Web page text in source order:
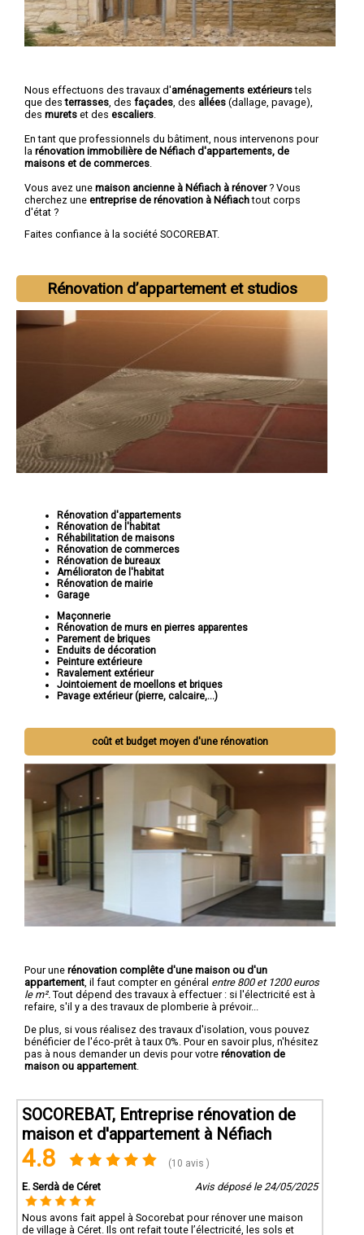
Nous effectuons des travaux d'aménagements extérieurstels
que desterrasses , des façades , des allées (dallage, pavage),
des murets et des escaliers
En tant que professionnels du bâtiment, nous intervenons pour
la rénovation immobilière de Néfiach d'appartements, de
maisons et de commerces
Vous avez une maison ancienne à Néfiach à rénover? Vous
cherchez une entreprise de rénovation à Néfiachtout corps
d'état ?
Faites confiance à la société SOCOREBAT.
Rénovation d’appartement et studios
Rénovation d'appartements
Rénovation de l'habitat
Réhabilitation de maisons
Rénovation de commerces
Rénovation de bureaux
Amélioraton de l'habitat
Rénovation de mairie
Garage
Maçonnerie
Rénovation de murs en pierres apparentes
Parement de briques
Enduits de décoration
Peinture extérieure
Ravalement extérieur
Jointoiement de moellons et briques
Pavage extérieur (pierre, calcaire,...)
coût et budget moyen d'une rénovation
Pour une rénovation complête d'une maison ou d'un
appartement , il faut compter en général entre 800 et 1200 euros
le m². Tout dépend des travaux à effectuer : si l'électricité est à
refaire, s'il y a des travaux de plomberie à prévoir...
De plus, si vous réalisez des travaux d'isolation, vous pouvez
bénéficier de l'éco-prêt à taux 0%. Pour en savoir plus, n'hésitez
pas à nous demander un devis pour votre rénovation de
maison ou appartement
SOCOREBAT, Entreprise rénovation de
maison et d'appartement à Néfiach
4.8 (10 avis )
E. Serdà de Céret Avis déposé le 24/05/2025
Nous avons fait appel à Socorebat pour rénover une maison
de village à Céret. Ils ont refait toute l’électricité, les sols et